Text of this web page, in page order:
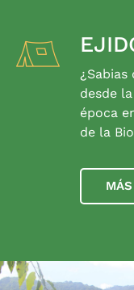
¿Sabias
desde
época
de la